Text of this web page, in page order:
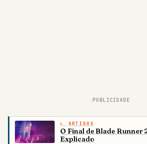
PUBLICIDADE
ARTIGOS
O Final de Blade Runner
Explicado